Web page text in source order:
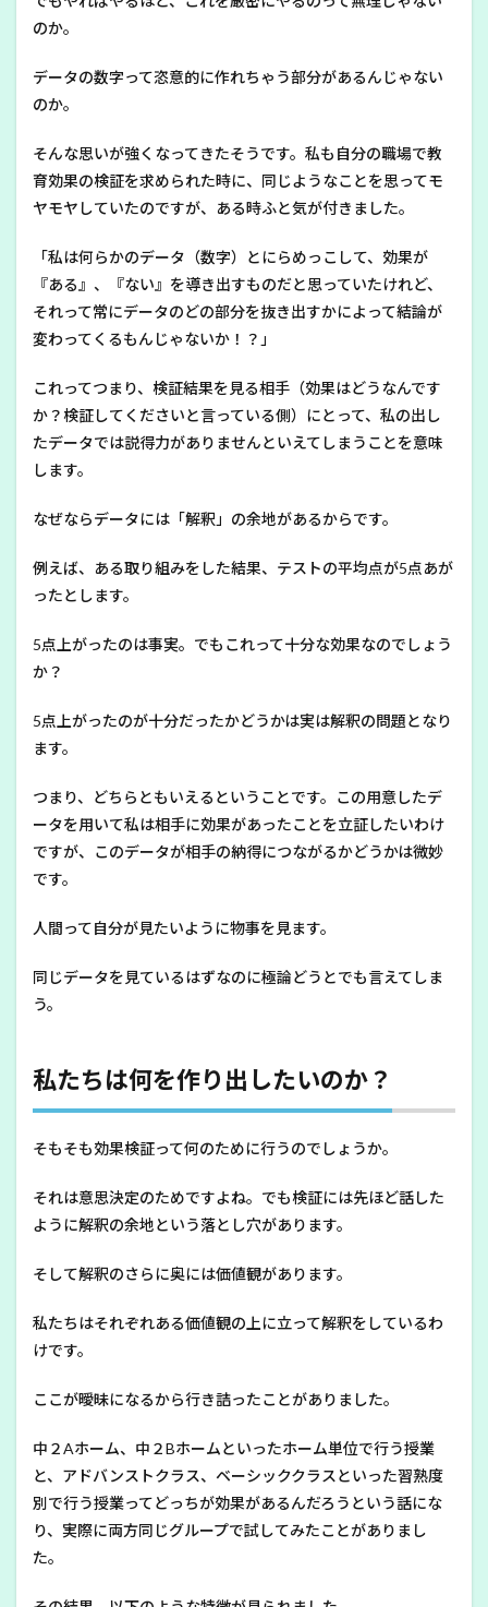
のか。
データの数字って恣意的に作れちゃう部分があるんじゃない
のか。
そんな思いが強くなってきたそうです。私も自分の職場で教
育効果の検証を求められた時に、同じようなことを思ってモ
ヤモヤしていたのですが、ある時ふと気が付きました。
「私は何らかのデータ（数字）とにらめっこして、効果が
『ある』、『ない』を導き出すものだと思っていたけれど、
それって常にデータのどの部分を抜き出すかによって結論が
変わってくるもんじゃないか！？」
これってつまり、検証結果を見る相手（効果はどうなんです
か？検証してくださいと言っている側）にとって、私の出し
たデータでは説得力がありませんといえてしまうことを意味
します。
なぜならデータには「解釈」の余地があるからです。
例えば、ある取り組みをした結果、テストの平均点が5点あが
ったとします。
5点上がったのは事実。でもこれって十分な効果なのでしょう
か？
5点上がったのが十分だったかどうかは実は解釈の問題となり
ます。
つまり、どちらともいえるということです。この用意したデ
ータを用いて私は相手に効果があったことを立証したいわけ
ですが、このデータが相手の納得につながるかどうかは微妙
です。
人間って自分が見たいように物事を見ます。
同じデータを見ているはずなのに極論どうとでも言えてしま
う。
私たちは何を作り出したいのか？
そもそも効果検証って何のために行うのでしょうか。
それは意思決定のためですよね。でも検証には先ほど話した
ように解釈の余地という落とし穴があります。
そして解釈のさらに奥には価値観があります。
私たちはそれぞれある価値観の上に立って解釈をしているわ
けです。
ここが曖昧になるから行き詰ったことがありました。
中２Aホーム、中２Bホームといったホーム単位で行う授業
と、アドバンストクラス、ベーシッククラスといった習熟度
別で行う授業ってどっちが効果があるんだろうという話にな
り、実際に両方同じグループで試してみたことがありまし
た。